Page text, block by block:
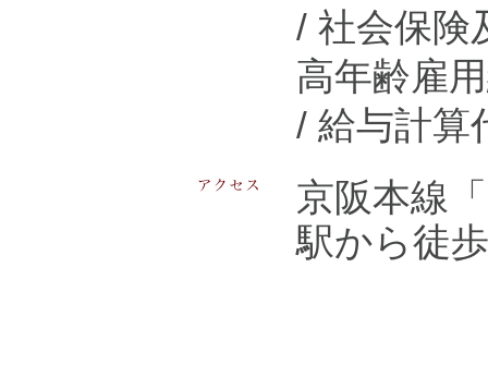
/ 社会保険
高年齢雇
/ 給与計算
京阪本線
駅から徒